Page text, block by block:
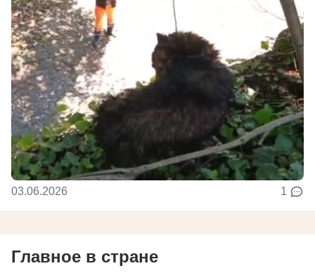
03.06.2026 1
Главное в стране